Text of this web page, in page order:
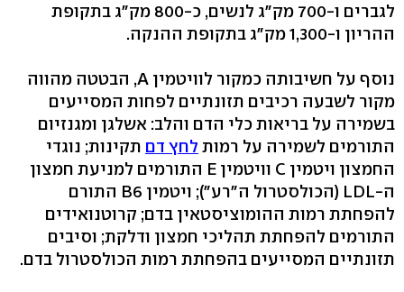
לגברים ו-700 מק"ג לנשים, כ-800 מק"ג בתקופת
ההריון ו-1,300 מק"ג בתקופת ההנקה.
נוסף על חשיבותה כמקור לוויטמין A, הבטטה מהווה
מקור לשבעה רכיבים תזונתיים לפחות המסייעים
בשמירה על בריאות כלי הדם והלב: אשלגן ומגנזיום
התורמים לשמירה על רמות לחץ דם תקינות; נוגדי
החמצון ויטמין C וויטמין E התורמים למניעת חמצון
ה-LDL (הכולסטרול ה"רע"); ויטמין B6 התורם
להפחתת רמות ההומוציסטאין בדם; קרוטנואידים
התורמים להפחתת תהליכי חמצון ודלקת; וסיבים
תזונתיים המסייעים בהפחתת רמות הכולסטרול בדם.